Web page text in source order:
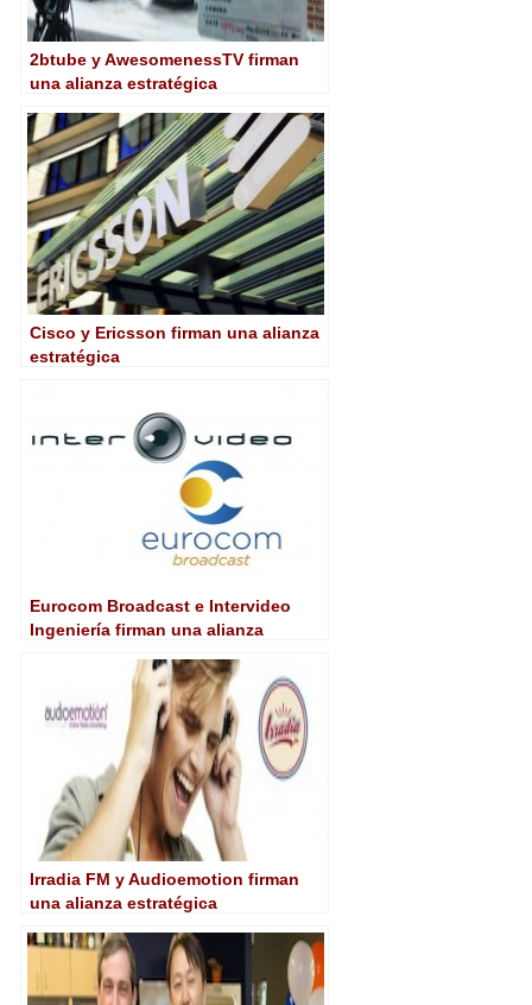
2btube y AwesomenessTV firman
una alianza estratégica
Cisco y Ericsson firman una alianza
estratégica
Eurocom Broadcast e Intervideo
Ingeniería firman una alianza
Irradia FM y Audioemotion firman
una alianza estratégica